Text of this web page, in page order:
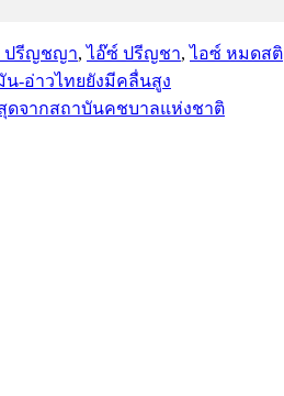
ปรีญชญา,ไอ๊ซ์ ปรีญชา,ไอซ์ หมดสติ
-อ่าวไทยยังมีคลื่นสูง
ดจากสถาบันคชบาลแห่งชาติ